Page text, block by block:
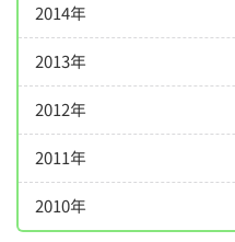
2014年
2013年
2012年
2011年
2010年